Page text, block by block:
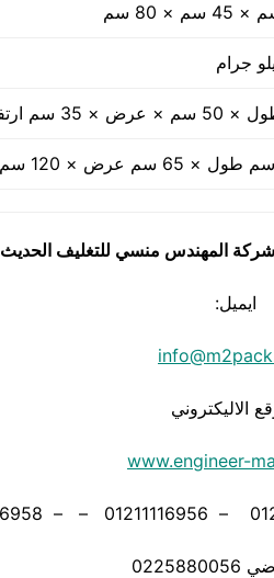
شركة المهندس منسي للتغليف الحديث
ايميل:
الاليكتروني
www.engineer-